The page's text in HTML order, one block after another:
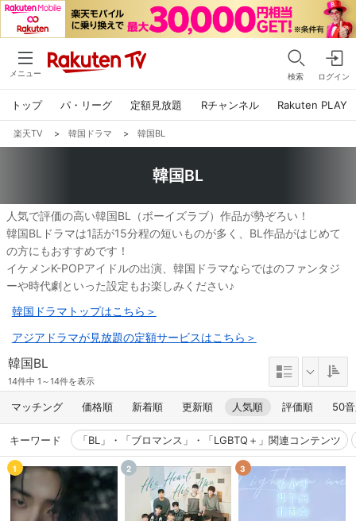
メニュー 検索 ログイン
トップ パ・リーグ 定額見放題 Rチャンネル Rakuten PLAY
楽天TV > 韓国ドラマ > 韓国BL
韓国BL
人気で評価の高い韓国BL（ボーイズラブ）作品が勢ぞろい！
韓国BLドラマは1話が15分程の短いものが多く、BL作品がはじめて
の方にもおすすめです！
イケメンK-POPアイドルの出演、韓国ドラマならではのファンタジ
ーや時代劇といった設定もお楽しみください♪
韓国ドラマトップはこちら＞
アジアドラマが見放題の定額サービスはこちら＞
韓国BL
14件中 1～14件を表示
マッチング 価格順 新着順 更新順 人気順 評価順 50
キーワード 「BL」・「ブロマンス」・「LGBTQ＋」関連コンテンツ
1 2 3